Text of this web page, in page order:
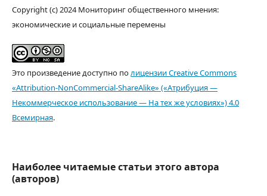
Copyright (c) 2024 Мониторинг общественного мнения:
экономические и социальные перемены
Это произведение доступно полицензии Creative Commons
«Attribution-NonCommercial-ShareAlike» («Атрибуция —
Некоммерческое использование — На тех же условиях») 4.0
Всемирная.
Наиболее читаемые статьи этого автора
(авторов)